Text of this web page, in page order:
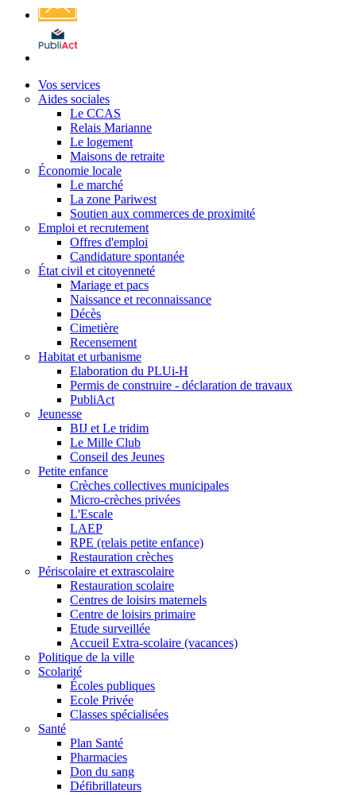
Affichage
légal
Vos services
Aides sociales
Le CCAS
Relais Marianne
Le logement
Maisons de retraite
Économie locale
Le marché
La zone Pariwest
Soutien aux commerces de proximité
Emploi et recrutement
Offres d'emploi
Candidature spontanée
État civil et citoyenneté
Mariage et pacs
Naissance et reconnaissance
Décès
Cimetière
Recensement
Habitat et urbanisme
Elaboration du PLUi-H
Permis de construire - déclaration de travaux
PubliAct
Jeunesse
BIJ et Le tridim
Le Mille Club
Conseil des Jeunes
Petite enfance
Crèches collectives municipales
Micro-crèches privées
L'Escale
LAEP
RPE (relais petite enfance)
Restauration crèches
Périscolaire et extrascolaire
Restauration scolaire
Centres de loisirs maternels
Centre de loisirs primaire
Etude surveillée
Accueil Extra-scolaire (vacances)
Politique de la ville
Scolarité
Écoles publiques
Ecole Privée
Classes spécialisées
Santé
Plan Santé
Pharmacies
Don du sang
Défibrillateurs